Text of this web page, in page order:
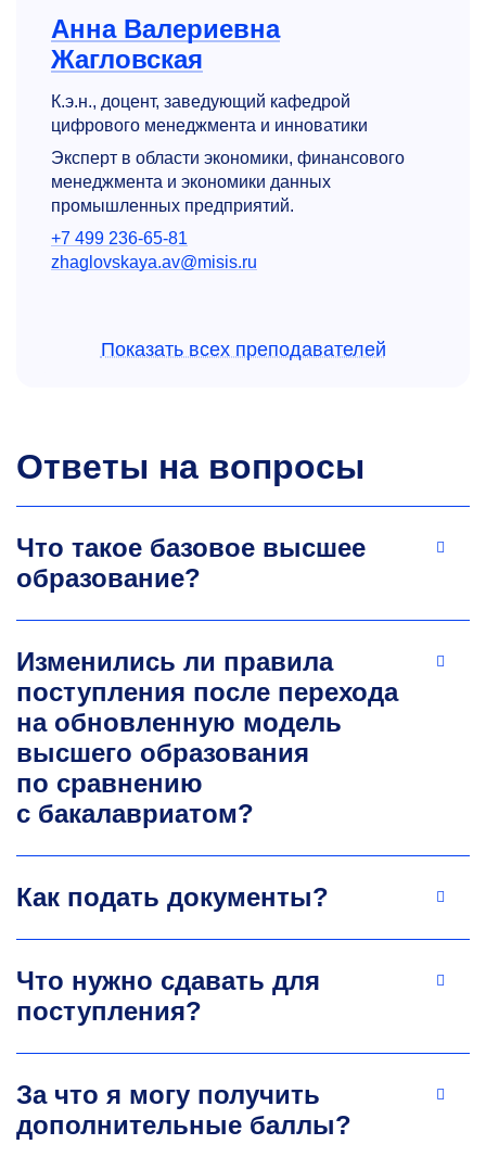
Анна Валериевна
Жагловская
К.э.н., доцент, заведующий кафедрой
цифрового менеджмента и инноватики
Эксперт в области экономики, финансового
менеджмента и экономики данных
промышленных предприятий.
+7 499 236-65-81
zhaglovskaya.av@misis.ru
Сергей Евгеньевич
Cтарший преподаватель кафедры
промышленного менеджмента
chernovolenko.se@misis.ru
Ассистент кафедры промышленного
менеджмента
Область научных интересов: Back-end
Обработка данных; Маркетинг; Веб-дизайн.
romanenko.eo@misis.ru
Показать всех преподавателей
Ответы на вопросы
Что такое базовое высшее
образование?
Изменились ли правила
поступления после перехода
на обновленную модель
высшего образования
по сравнению
с бакалавриатом?
Как подать документы?
Что нужно сдавать для
поступления?
За что я могу получить
дополнительные баллы?